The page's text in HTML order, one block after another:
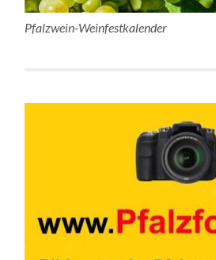
Pfalzwein-Weinfestkalender